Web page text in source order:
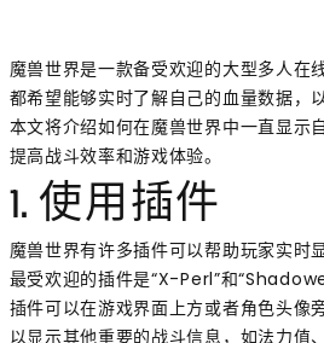
魔兽世界是一款备受欢迎的大型多人在
都希望能够实时了解自己的血量数据，
本文将介绍如何在魔兽世界中一直显示
提高战斗效率和游戏体验。
1. 使用插件
魔兽世界有许多插件可以帮助玩家实时
最受欢迎的插件是“X-Perl”和
插件可以在游戏界面上方或者角色头像
以显示其他重要的战斗信息，如法力值